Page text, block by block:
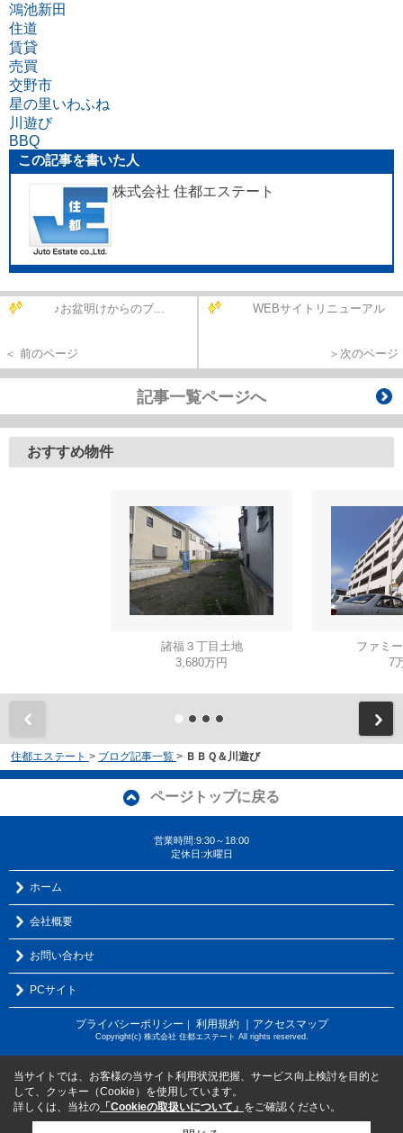
鴻池新田
住道
賃貸
売買
交野市
星の里いわふね
川遊び
BBQ
この記事を書いた人
株式会社 住都エステート
♪お盆明けからのブ...
＜ 前のページ
WEBサイトリニューアル
＞次のページ
記事一覧ページへ
おすすめ物件
諸福３丁目土地
3,680万円
ファミ
7
住都エステート > ブログ記事一覧 > ＢＢＱ＆川遊び
ページトップに戻る
営業時間:9:30～18:00
定休日:水曜日
ホーム
会社概要
お問い合わせ
PCサイト
プライバシーポリシー ｜ 利用規約 ｜アクセスマップ
Copyright(c) 株式会社 住都エステート All rights reserved.
当サイトでは、お客様の当サイト利用状況把握、サービス向上検討を目的と
して、クッキー（Cookie）を使用しています。
詳しくは、当社の 「Cookieの取扱いについて」 をご確認ください。